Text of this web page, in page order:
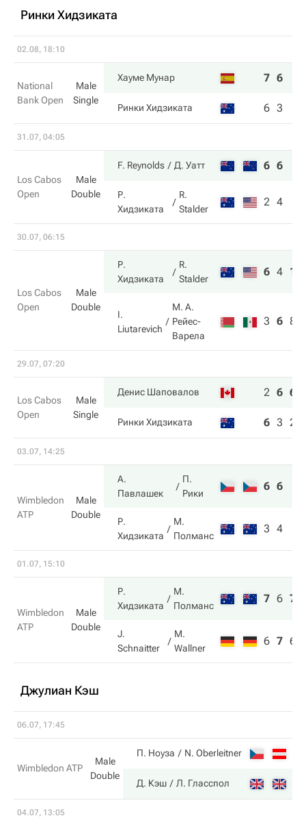
Ринки Хидзиката
02.08, 18:10
National
Bank Open
Male
Single
Хауме Мунар 7 6
Ринки Хидзиката 6 3
31.07, 04:05
Los Cabos
Open
Male
Double
F. Reynolds Д. Уатт 6 6
Р.
Хидзиката
R.
Stalder
2 4
30.07, 06:15
Los Cabos
Open
Male
Double
Р.
Хидзиката
R.
Stalder
6 4 10
I.
Liutarevich
М. А.
Рейес-
Варела
3 6 8
29.07, 07:20
Los Cabos
Open
Male
Single
Денис Шаповалов 2 6 6
Ринки Хидзиката 6 3 2
03.07, 14:25
Wimbledon
ATP
Male
Double
А.
Павлашек
П.
Рики
6 6
Р.
Хидзиката
М.
Полманс
3 4
01.07, 15:10
Wimbledon
ATP
Male
Double
Р.
Хидзиката
М.
Полманс
7 6 7
J.
Schnaitter
M.
Wallner
6 7 6
Джулиан Кэш
06.07, 17:45
Wimbledon ATP
Male
Double
П. Ноуза N. Oberleitner
Д. Кэш Л. Гласспол
04.07, 13:05